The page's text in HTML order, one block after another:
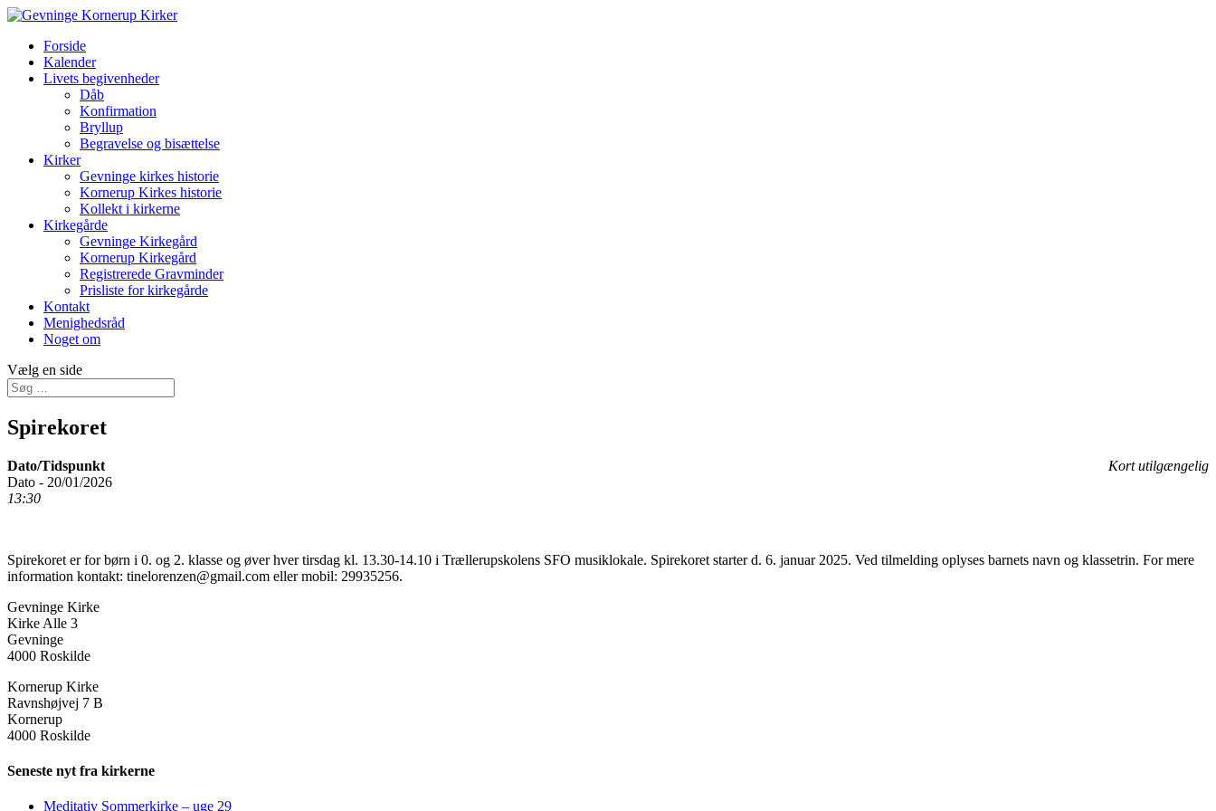
Forside
Kalender
Livets begivenheder
Dåb
Konfirmation
Bryllup
Begravelse og bisættelse
Kirker
Gevninge kirkes historie
Kornerup Kirkes historie
Kollekt i kirkerne
Kirkegårde
Gevninge Kirkegård
Kornerup Kirkegård
Registrerede Gravminder
Prisliste for kirkegårde
Kontakt
Menighedsråd
Noget om
Vælg en side
Spirekoret
Kort utilgængelig
Dato/Tidspunkt
Dato - 20/01/2026
13:30
Spirekoret er for børn i 0. og 2. klasse og øver hver tirsdag kl. 13.30-14.10 i Trællerupskolens SFO musiklokale. Spirekoret starter d. 6. januar 2025. Ved tilmelding oplyses barnets navn og klassetrin. For mere
information kontakt: tinelorenzen@gmail.com eller mobil: 29935256.
Gevninge Kirke
Kirke Alle 3
Gevninge
4000 Roskilde
Kornerup Kirke
Ravnshøjvej 7 B
Kornerup
4000 Roskilde
Seneste nyt fra kirkerne
Meditativ Sommerkirke – uge 29